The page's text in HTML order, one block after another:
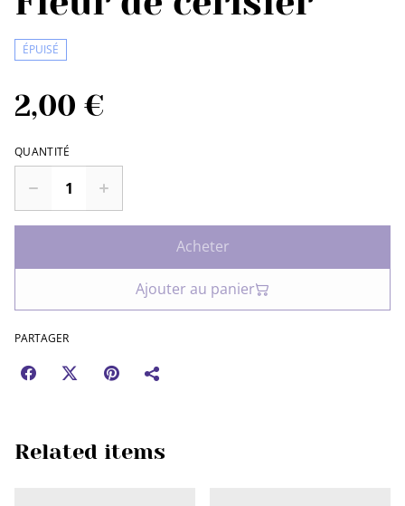
ÉPUISÉ
2,00 €
QUANTITÉ
Acheter
Ajouter au panier
PARTAGER
Related items